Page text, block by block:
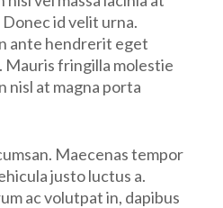
id velit urna.
ante hendrerit eget
Mauris fringilla molestie
nisl at magna porta
Maecenas tempor
justo luctus a.
ac volutpat in, dapibus